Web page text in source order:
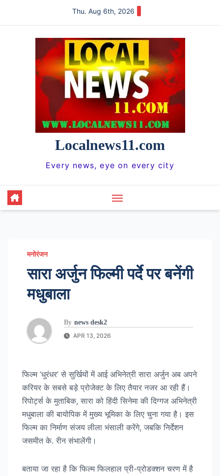
Thu. Aug 6th, 2026
Localnews11.com
Every news, eye on every city
मनोरंजन
सारा अर्जुन फिल्मी पर्दे पर बनेंगी
मधुबाला
By news desk2
APR 13, 2026
फिल्म ‘धुरंधर’ से सुर्खियों में आई अभिनेत्री सारा अर्जुन अब अपने
करियर के सबसे बड़े प्रोजेक्ट के लिए तैयार नजर आ रही हैं।
रिपोर्ट्स के मुताबिक, सारा को हिंदी सिनेमा की दिग्गज अभिनेत्री
मधुबाला की बायोपिक में मुख्य भूमिका के लिए चुना गया है। इस
फिल्म का निर्माण संजय लीला भंसाली करेंगे, जबकि निर्देशन
जसमीत के. रीन संभालेंगी।
बताया जा रहा है कि फिल्म फिलहाल प्री-प्रोडक्शन चरण में है